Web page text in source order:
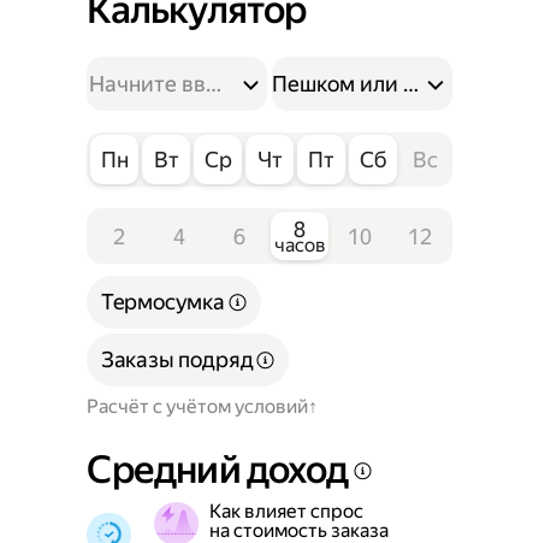
Калькулятор
Пешком или на
Пн Вт Ср Чт Пт Сб Вс
2 4 6 8
часов 10 12
Расчёт с учётом условий
Термосумка
Заказы подряд
Средний доход
Как влияет спрос
на стоимость заказа